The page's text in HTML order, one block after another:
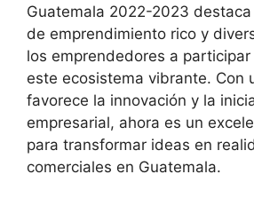
Guatemala 2022-2023
de emprendimiento rico y
los emprendedores a
este ecosistema vibrante. Con
favorece la innovación y la
empresarial, ahora es un
para transformar ideas en
comerciales en Guatemala​​.